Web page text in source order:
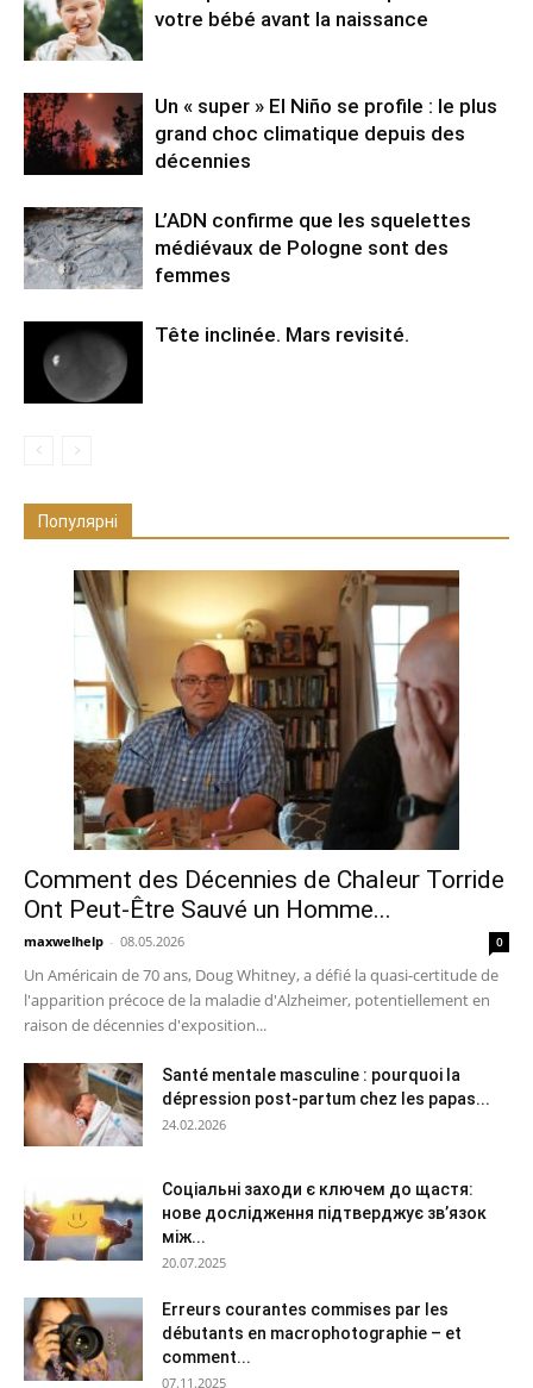
votre bébé avant la naissance
Un « super » El Niño se profile : le plus
grand choc climatique depuis des
décennies
L’ADN confirme que les squelettes
médiévaux de Pologne sont des
femmes
Tête inclinée. Mars revisité.
Популярні
Comment des Décennies de Chaleur Torride
Ont Peut-Être Sauvé un Homme...
maxwelhelp - 08.05.2026 0
Un Américain de 70 ans, Doug Whitney, a défié la quasi-certitude de
l'apparition précoce de la maladie d'Alzheimer, potentiellement en
raison de décennies d'exposition...
Santé mentale masculine : pourquoi la
dépression post-partum chez les papas...
24.02.2026
Соціальні заходи є ключем до щастя:
нове дослідження підтверджує зв’язок
між...
20.07.2025
Erreurs courantes commises par les
débutants en macrophotographie – et
comment...
07.11.2025